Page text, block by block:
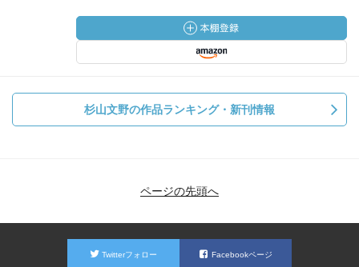
杉山文野の作品ランキング・新刊情報
ページの先頭へ
Twitterフォロー Facebookページ